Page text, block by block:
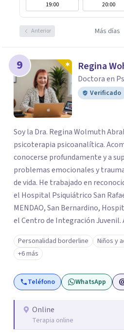
19:00
20:00
Anterior Más días
9 Regina
Doctora en
Verificado
Soy la Dra. Regina Wolmuth
psicoterapia psicoanalítica.
conocerse profundamente y a
problemas emocionales y
de vida. He trabajado en
el Hospital Psiquiátrico San
MENDAO, San Bernardino,
el Centro de Integración Juvenil.
privilegio de colaborar en
Conde y Xochimilco, lo que me
realidades y necesidades.
Personalidad borderline Niños y
+6 más
Teléfono WhatsApp
Online
Terapia online